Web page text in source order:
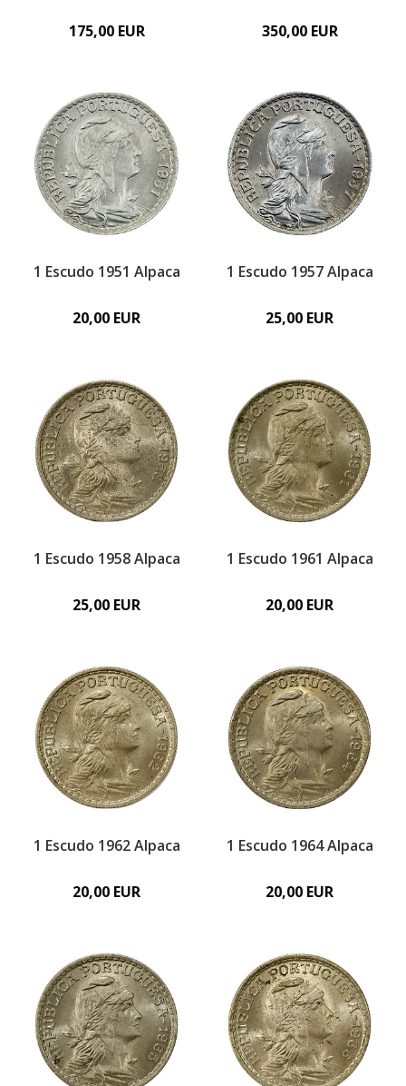
175,00 EUR 350,00 EUR
1 Escudo 1951 Alpaca
20,00 EUR
1 Escudo 1957 Alpaca
25,00 EUR
1 Escudo 1958 Alpaca
25,00 EUR
1 Escudo 1961 Alpaca
20,00 EUR
1 Escudo 1962 Alpaca
20,00 EUR
1 Escudo 1964 Alpaca
20,00 EUR